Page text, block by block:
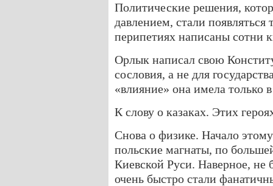
Политические решения,
давлением, стали
перипетиях написаны сотни
Орлык написал свою
сословия, а не для
«влияние» она имела только
К слову о казаках. Этих
Снова о физике. Начало
польские магнаты, по
Киевской Руси. Наверное, не
очень быстро стали